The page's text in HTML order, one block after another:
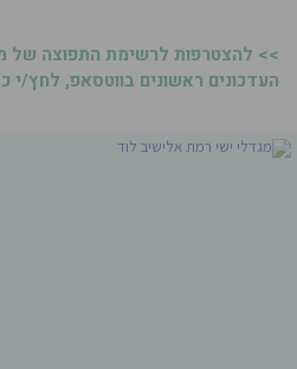
>> להצטרפות לרשימת התפוצה של
העדכונים ראשונים בווטסאפ, לחץ/י